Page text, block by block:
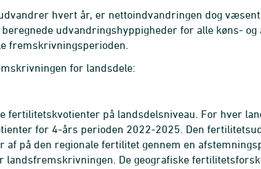
hvert år, er nettoindvandringen dog
udvandringshyppigheder for alle køns-
fremskrivningsperioden.
for landsdele:
fertilitetskvotienter på landsdelsniveau. For hver
for 4-års perioden 2022-2025. Den
på den regionale fertilitet gennem en
landsfremskrivningen. De geografiske